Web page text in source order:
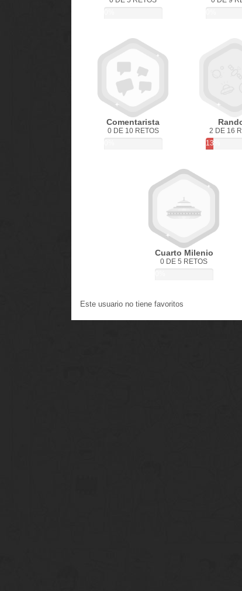
Comentarista
0 DE 10 RETOS
2 DE 16
13%
Cuarto Milenio
0 DE 5 RETOS
Este usuario no tiene favoritos